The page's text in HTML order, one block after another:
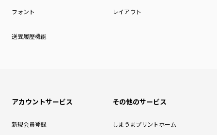
フォント レイアウト
送受履歴機能
アカウントサービス
新規会員登録
その他のサービス
しまうまプリントホーム